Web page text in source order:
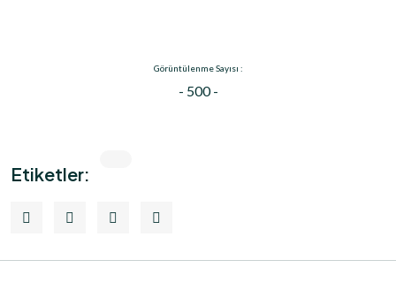
Görüntülenme Sayısı :
- 500 -
Etiketler: